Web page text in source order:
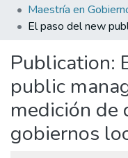
All of DSpace
Publication:
public
medición de
gobiernos